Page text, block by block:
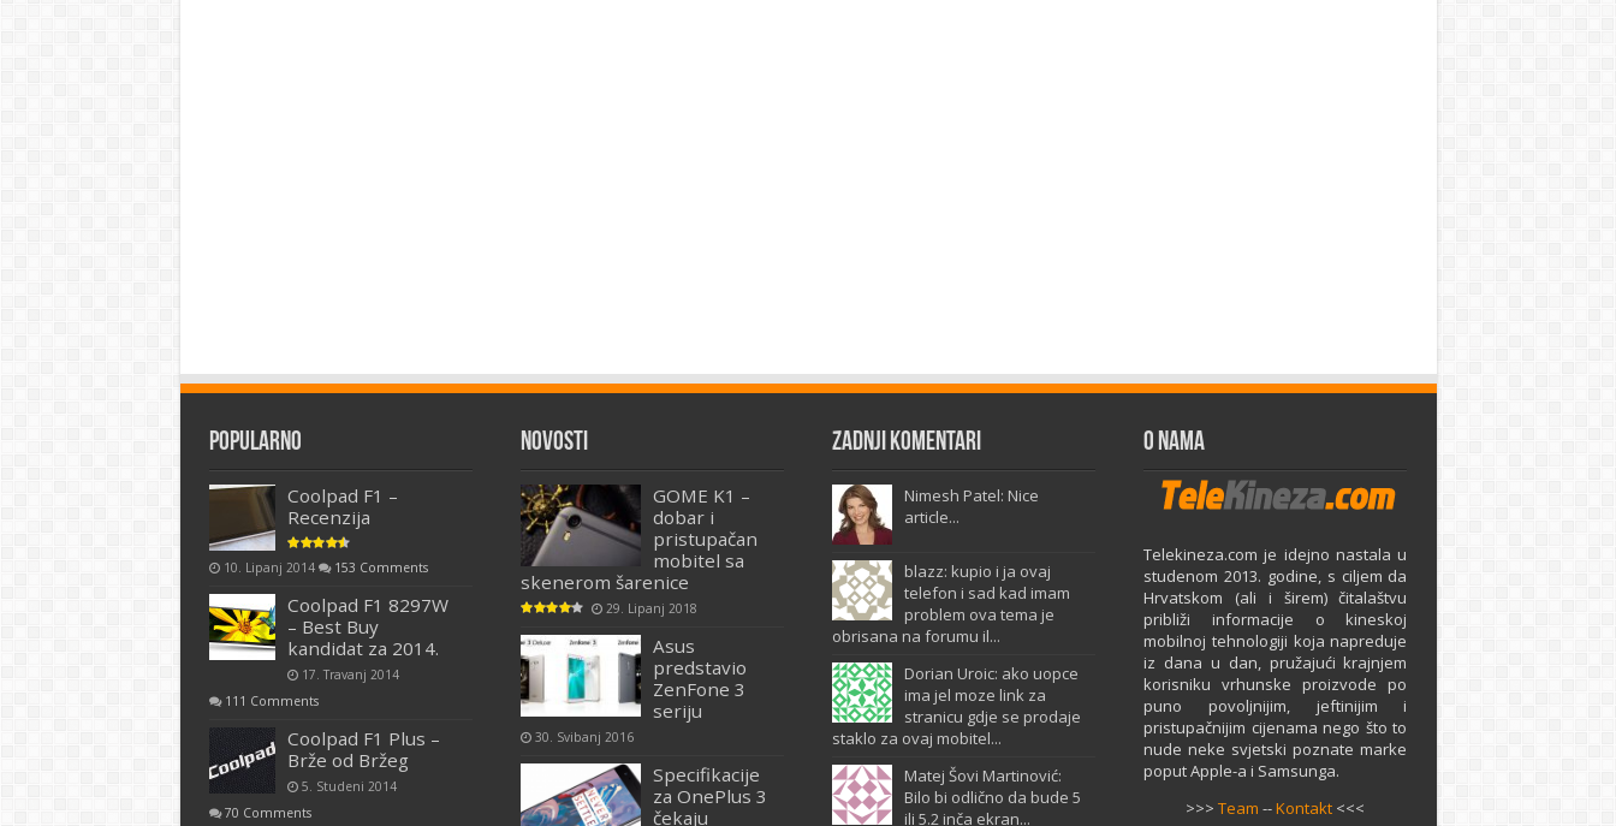
Popularno
Coolpad F1 –
Recenzija
10. Lipanj 2014 153 Comments
Coolpad F1 8297W
– Best Buy
kandidat za 2014.
17. Travanj 2014
111 Comments
Coolpad F1 Plus –
Brže od Bržeg
5. Studeni 2014
70 Comments
Novosti
GOME K1 –
dobar i
pristupačan
mobitel sa
skenerom šarenice
29. Lipanj 2018
Asus
predstavio
ZenFone 3
seriju
30. Svibanj 2016
Specifikacije
za OnePlus 3
čekaju
Zadnji komentari
Nimesh Patel: Nice
article...
blazz: kupio i ja ovaj
telefon i sad kad imam
problem ova tema je
obrisana na forumu il...
Dorian Uroic: ako uopce
ima jel moze link za
stranicu gdje se prodaje
staklo za ovaj mobitel...
Matej Šovi Martinović:
Bilo bi odlično da bude 5
ili 5.2 inča ekran...
O Nama
Telekineza.com je idejno nastala u
studenom 2013. godine, s ciljem da
Hrvatskom (ali i širem) čitalaštvu
približi informacije o kineskoj
mobilnoj tehnologiji koja napreduje
iz dana u dan, pružajući krajnjem
korisniku vrhunske proizvode po
puno povoljnijim, jeftinijim i
pristupačnijim cijenama nego što to
nude neke svjetski poznate marke
poput Apple-a i Samsunga.
>>>Team --Kontakt <<<